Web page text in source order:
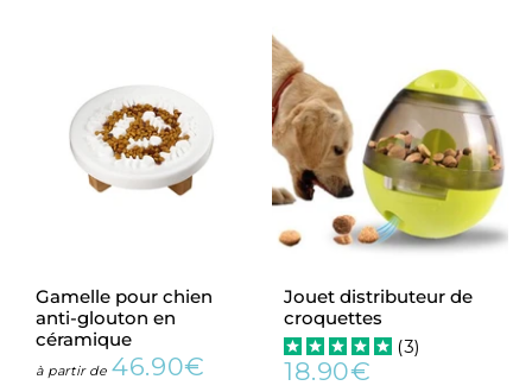
Gamelle pour chien
anti-glouton en
céramique
à partir dePrix
46.90€ 46.90€
Jouet distributeur de
croquettes
(3)
Prix
18.90€